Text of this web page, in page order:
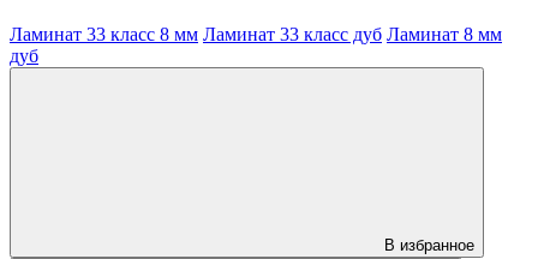
Ламинат 33 класс 8 мм Ламинат 33 класс дуб Ламинат 8 мм
дуб
В избранное